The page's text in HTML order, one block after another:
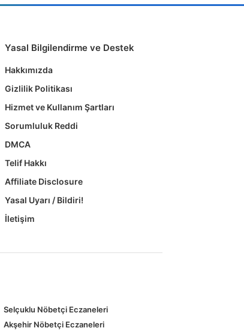
Yasal Bilgilendirme ve Destek
Hakkımızda
Gizlilik Politikası
Hizmet ve Kullanım Şartları
Sorumluluk Reddi
DMCA
Telif Hakkı
Affiliate Disclosure
Yasal Uyarı / Bildiri!
İletişim
Selçuklu Nöbetçi Eczaneleri
Akşehir Nöbetçi Eczaneleri